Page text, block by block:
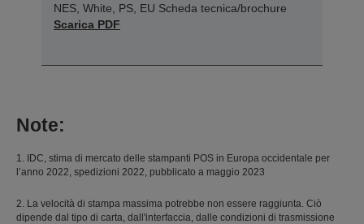
NES, White, PS, EU Scheda tecnica/brochure
Scarica PDF
Note:
1. IDC, stima di mercato delle stampanti POS in Europa occidentale per
l’anno 2022, spedizioni 2022, pubblicato a maggio 2023
2. La velocità di stampa massima potrebbe non essere raggiunta. Ciò
dipende dal tipo di carta, dall'interfaccia, dalle condizioni di trasmissione